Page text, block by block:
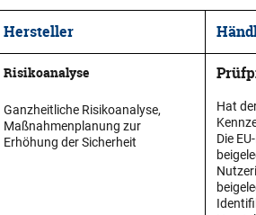
Hersteller
Risikoanalyse
Ganzheitliche Risikoanalyse,
Maßnahmenplanung zur
Erhöhung der Sicherheit
Hat
Die